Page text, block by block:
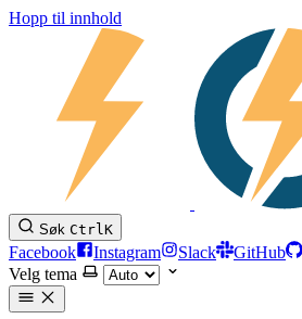
Hopp til innhold
Søk CtrlK
Facebook Instagram Slack GitHub
Velg tema